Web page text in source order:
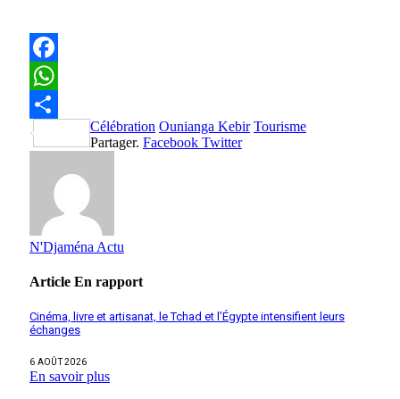
Facebook
WhatsApp
Partager
Célébration Ounianga Kebir Tourisme
Partager. Facebook Twitter
N'Djaména Actu
Article En rapport
Cinéma, livre et artisanat, le Tchad et l’Égypte intensifient leurs
échanges
6 AOÛT 2026
En savoir plus